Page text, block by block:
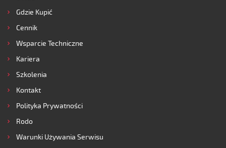
Gdzie Kupić
Cennik
Wsparcie Techniczne
Kariera
Szkolenia
Kontakt
Polityka Prywatności
Rodo
Warunki Używania Serwisu